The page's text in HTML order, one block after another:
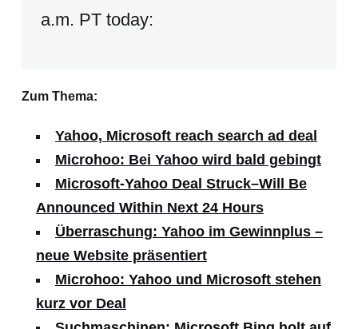
a.m. PT today:
Zum Thema:
Yahoo, Microsoft reach search ad deal
Microhoo: Bei Yahoo wird bald gebingt
Microsoft-Yahoo Deal Struck–Will Be
Announced Within Next 24 Hours
Überraschung: Yahoo im Gewinnplus –
neue Website präsentiert
Microhoo: Yahoo und Microsoft stehen
kurz vor Deal